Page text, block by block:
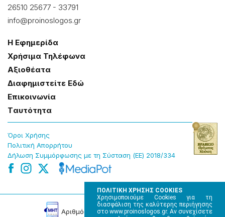
ΠΟΛΙΤΙΚΗ ΧΡΗΣΗΣ COOKIES
Χρησιμοποιούμε Cookies για τη
διασφάλιση της καλύτερης περιήγησης
στο www.proinoslogos.gr. Αν συνεχίσετε
26510 25677 - 33791
info@proinoslogos.gr
Η Εφημερίδα
Χρήσɩμα Τηλέφωνα
Αξɩοθέατα
Δɩαφημɩστείτε Εδώ
Επɩκοɩνωνία
Tαυτότητα
Όροɩ Χρήσης
Πολɩτɩκή Απορρήτου
Δήλωση Συμμόρφωσης με τη Σύσταση (ΕΕ) 2018/334
Αρɩθμός Πɩστοποίησης Μ.Η.Τ. 220242